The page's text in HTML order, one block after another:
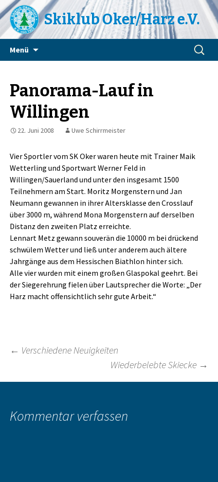
Skiklub Oker/Harz e.V.
Menü
Suchen
nach:
Panorama-Lauf in
Willingen
22. Juni 2008 Uwe Schirrmeister
Vier Sportler vom SK Oker waren heute mit Trainer Maik
Wetterling und Sportwart Werner Feld in
Willingen/Sauerland und unter den insgesamt 1500
Teilnehmern am Start. Moritz Morgenstern und Jan
Neumann gewannen in ihrer Altersklasse den Crosslauf
über 3000 m, während Mona Morgenstern auf derselben
Distanz den zweiten Platz erreichte.
Lennart Metz gewann souverän die 10000 m bei drückend
schwülem Wetter und ließ unter anderem auch ältere
Jahrgänge aus dem Hessischen Biathlon hinter sich.
Alle vier wurden mit einem großen Glaspokal geehrt. Bei
der Siegerehrung fielen über Lautsprecher die Worte: „Der
Harz macht offensichtlich sehr gute Arbeit.“
Beitragsnavigation
← Verschiedene Neuigkeiten
Wiederbelebte Skiecke →
Kommentar verfassen